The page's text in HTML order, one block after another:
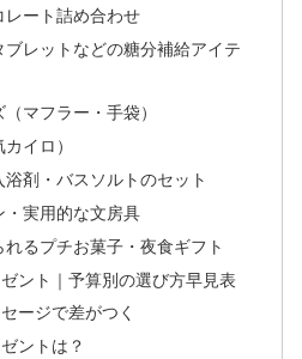
ート詰め合わせ
レットなどの糖分補給アイテ
マフラー・手袋）
イロ）
剤・バスソルトのセット
実用的な文房具
るプチお菓子・夜食ギフト
ント｜予算別の選び方早見表
ージで差がつく
ントは？